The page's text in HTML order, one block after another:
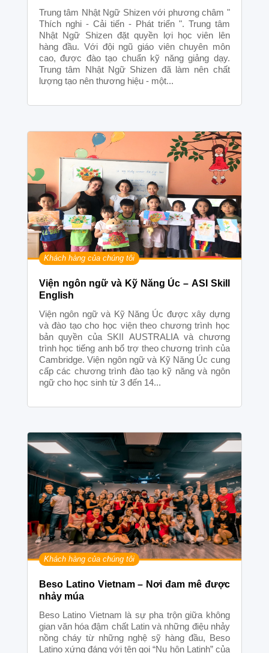
Trung tâm Nhật Ngữ Shizen với phương châm "
Thích nghi - Cải tiến - Phát triển ". Trung tâm
Nhật Ngữ Shizen đặt quyền lợi học viên lên
hàng đầu. Với đội ngũ giáo viên chuyên môn
cao, được đào tạo chuẩn kỹ năng giảng dạy.
Trung tâm Nhật Ngữ Shizen đã làm nên chất
lượng tạo nên thương hiệu - một...
Viện ngôn ngữ và Kỹ Năng Úc – ASI Skill
English
Khách hàng của chúng tôi
Viện ngôn ngữ và Kỹ Năng Úc được xây dựng
và đào tạo cho học viện theo chương trình học
bản quyền của SKII AUSTRALIA và chương
trình học tiếng anh bổ trợ theo chương trình của
Cambridge. Viện ngôn ngữ và Kỹ Năng Úc cung
cấp các chương trình đào tạo kỹ năng và ngôn
ngữ cho học sinh từ 3 đến 14...
Beso Latino Vietnam – Nơi đam mê được
nhảy múa
Khách hàng của chúng tôi
Beso Latino Vietnam là sự pha trộn giữa không
gian văn hóa đậm chất Latin và những điệu nhảy
nồng cháy từ những nghệ sỹ hàng đầu, Beso
Latino xứng đáng với tên gọi “Nụ hôn Latinh” của